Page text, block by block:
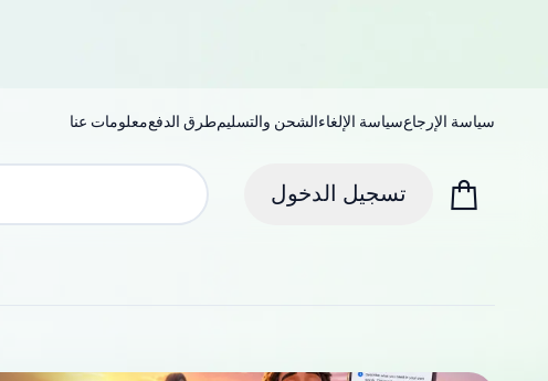
معلومات عناطرق الدفعالشحن والتسليمسياسة الإلغاءسياسة الإرجاع
تسجيل الدخول